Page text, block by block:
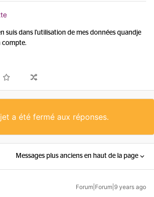
suis dans l'utilisation de mes données quandje
compte.
a été fermé aux réponses.
Messages plus anciens en haut de la page
Forum|Forum|9 years ago